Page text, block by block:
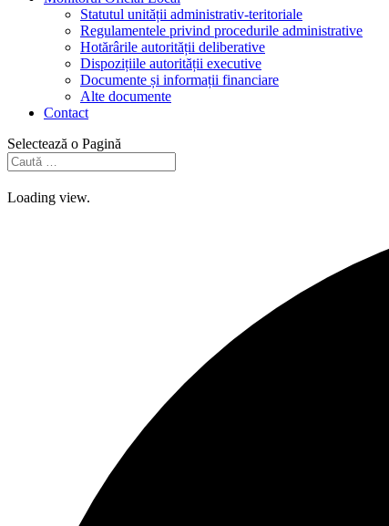
Statutul unității administrativ-teritoriale
Regulamentele privind procedurile administrative
Hotărârile autorității deliberative
Dispozițiile autorității executive
Documente și informații financiare
Alte documente
Contact
Selectează o Pagină
Loading view.